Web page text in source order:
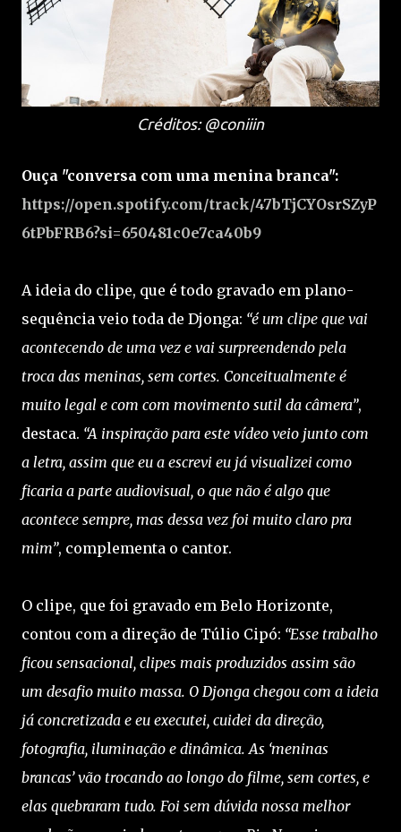
Créditos: @coniiin
Ouça "conversa com uma menina branca":
https://open.spotify.com/track/47bTjCYOsrSZyP
6tPbFRB6?si=650481c0e7ca40b9
A ideia do clipe, que é todo gravado em plano-
sequência veio toda de Djonga: “é um clipe que vai
acontecendo de uma vez e vai surpreendendo pela
troca das meninas, sem cortes. Conceitualmente é
muito legal e com com movimento sutil da câmera”,
destaca. “A inspiração para este vídeo veio junto com
a letra, assim que eu a escrevi eu já visualizei como
ficaria a parte audiovisual, o que não é algo que
acontece sempre, mas dessa vez foi muito claro pra
mim”, complementa o cantor.
O clipe, que foi gravado em Belo Horizonte,
contou com a direção de Túlio Cipó: “Esse trabalho
ficou sensacional, clipes mais produzidos assim são
um desafio muito massa. O Djonga chegou com a ideia
já concretizada e eu executei, cuidei da direção,
fotografia, iluminação e dinâmica. As ‘meninas
brancas’ vão trocando ao longo do filme, sem cortes, e
elas quebraram tudo. Foi sem dúvida nossa melhor